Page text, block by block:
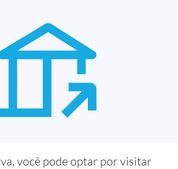
você pode optar por visitar